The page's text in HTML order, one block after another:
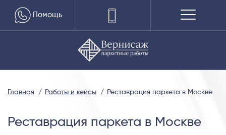
Помощь
Главная Работы и кейсы Реставрация паркета в Москве
Реставрация паркета в Москве